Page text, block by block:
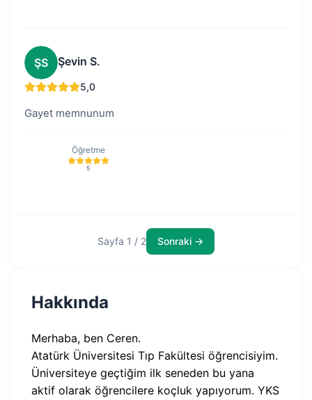
ŞS Şevin S.
5,0
Gayet memnunum
Öğretme
5
Sayfa 1 / 2 Sonraki →
Hakkında
Merhaba, ben Ceren.
Atatürk Üniversitesi Tıp Fakültesi öğrencisiyim.
Üniversiteye geçtiğim ilk seneden bu yana
aktif olarak öğrencilere koçluk yapıyorum. YKS